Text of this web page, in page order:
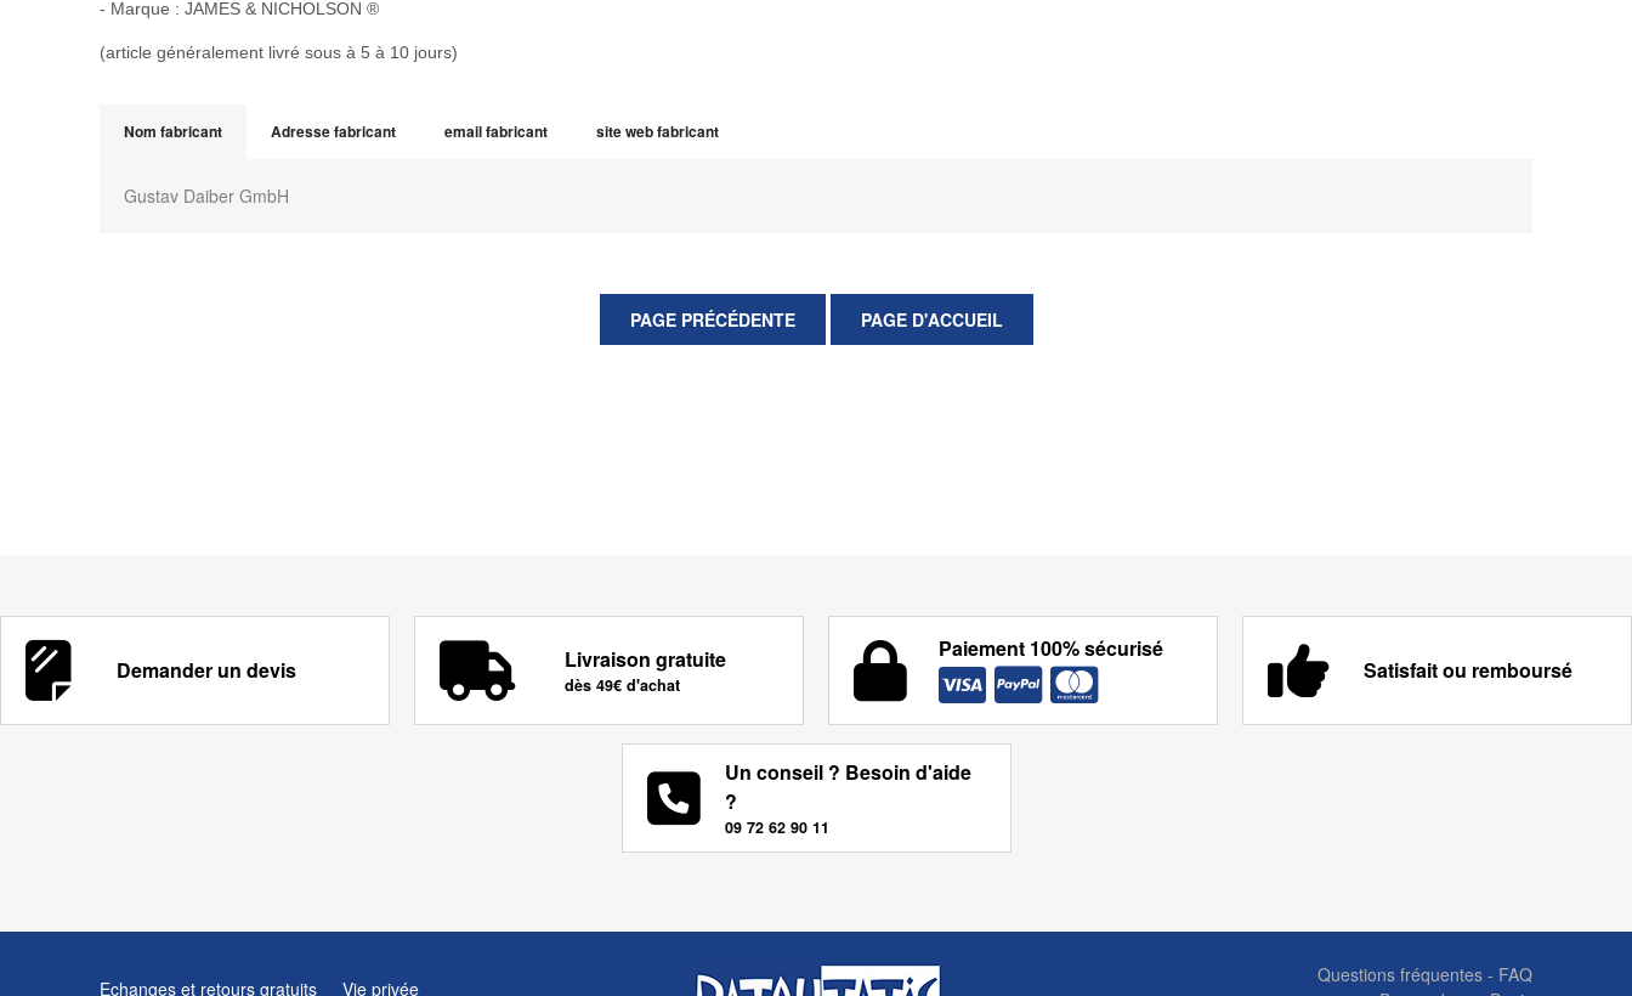
- Marque : JAMES & NICHOLSON ®
(article généralement livré sous à 5 à 10 jours)
Nom fabricant Adresse fabricant email fabricant site web fabricant
Gustav Daiber GmbH
Demander un devis Livraison gratuite
dès 49€ d'achat
Paiement 100% sécurisé
Satisfait ou remboursé
Un conseil ? Besoin d'aide
?
09 72 62 90 11
Echanges et retours gratuits Vie privée
Questions fréquentes - FAQ